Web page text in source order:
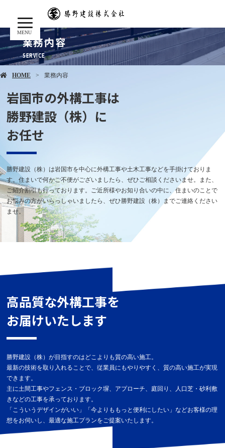
MENU
業務内容
HOME 業務内容
岩国市の外構工事は
勝野建設（株）に
お任せ
勝野建設（株）は岩国市を中心に外構工事や土木工事などを手掛けておりま
す。住まいで何かご不便がございましたら、ぜひご相談くださいませ。また、
ご紹介割引も行っております。ご近所様やお知り合いの中に、住まいのことで
お悩みの方がいらっしゃいましたら、ぜひ勝野建設（株）までご連絡ください
ませ。
高品質な外構工事を
お届けいたします
勝野建設（株）が目指すのはどこよりも質の高い施工。
最新の技術を取り入れることで、従業員にもやりやすく、質の高い施工が実現
できます。
主に土間工事やフェンス・ブロック塀、アプローチ、庭回り、人口芝・砂利敷
きなどの工事を承っております。
「こういうデザインがいい」「今よりももっと便利にしたい」などお客様の理
想をお伺いし、最適な施工プランをご提案いたします。